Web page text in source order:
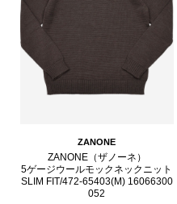
ZANONE
ZANONE（ザノーネ）
5ゲージウールモックネックニット
SLIM FIT/472-65403(M) 16066300
052